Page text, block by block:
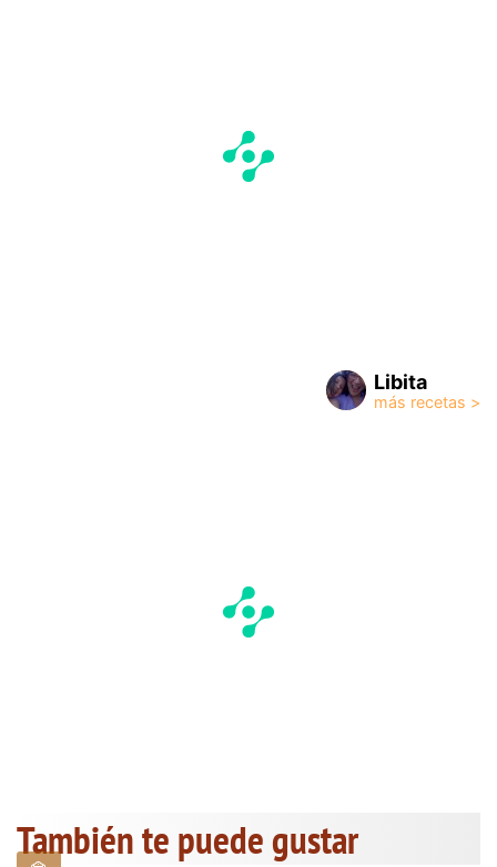
Libita
También te puede gustar